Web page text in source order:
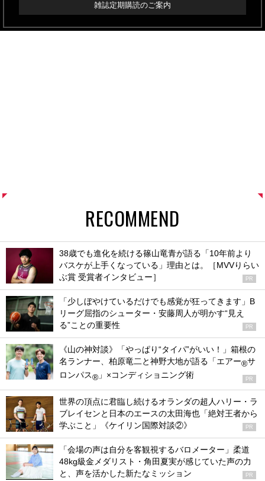
雑誌定期購読のご案内
RECOMMEND
38歳でも進化を続ける篠山竜青が語る「10年前より
バスケが上手くなっている」理由とは。［MVVりらい
ぶ賞 受賞者インタビュー］
PR
「少しぼやけているだけでも感覚が狂ってきます」B
リーグ屈指のシューター・安藤周人が明かす“見え
る”ことの重要性
PR
《山の神対談》「やっぱり“タイパ”がいい！」箱根の
名ランナー、柏原竜二と神野大地が語る「エアー®サ
ロンパス® 」×コンディショニング術 PR
世界の頂点に君臨し続けるオランダの超人ハリー・ラ
ブレイセンと日本のエースの太田海也「絶対王者から
学ぶこと」《ケイリン国際対談②》
PR
「会場の声は自分を客観視するバロメーター」柔道
48kg級金メダリスト・角田夏実が感じていた声の力
と、声を活かした新たなミッション
PR